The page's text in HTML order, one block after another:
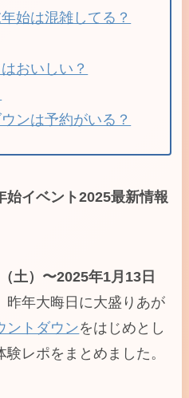
始は混雑してる？
おいしい？
ンは予約がいる？
始イベント2025最新情報
土）〜2025年1月13日
昨年大晦日に大盛りあが
ントダウンをはじめとし
レポをまとめました。